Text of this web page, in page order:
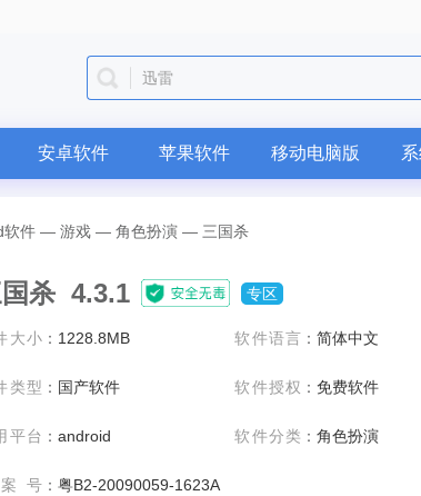
迅雷
安卓软件 苹果软件 移动电脑版
软件 — 游戏 — 角色扮演 — 三国杀
杀 4.3.1 专区
大小 ： 1228.8MB 软件语言 ：简体中文
类型 ： 国产软件 软件授权 ：免费软件
平台 ： android 软件分类 ：角色扮演
号 ： 粤B2-20090059-1623A